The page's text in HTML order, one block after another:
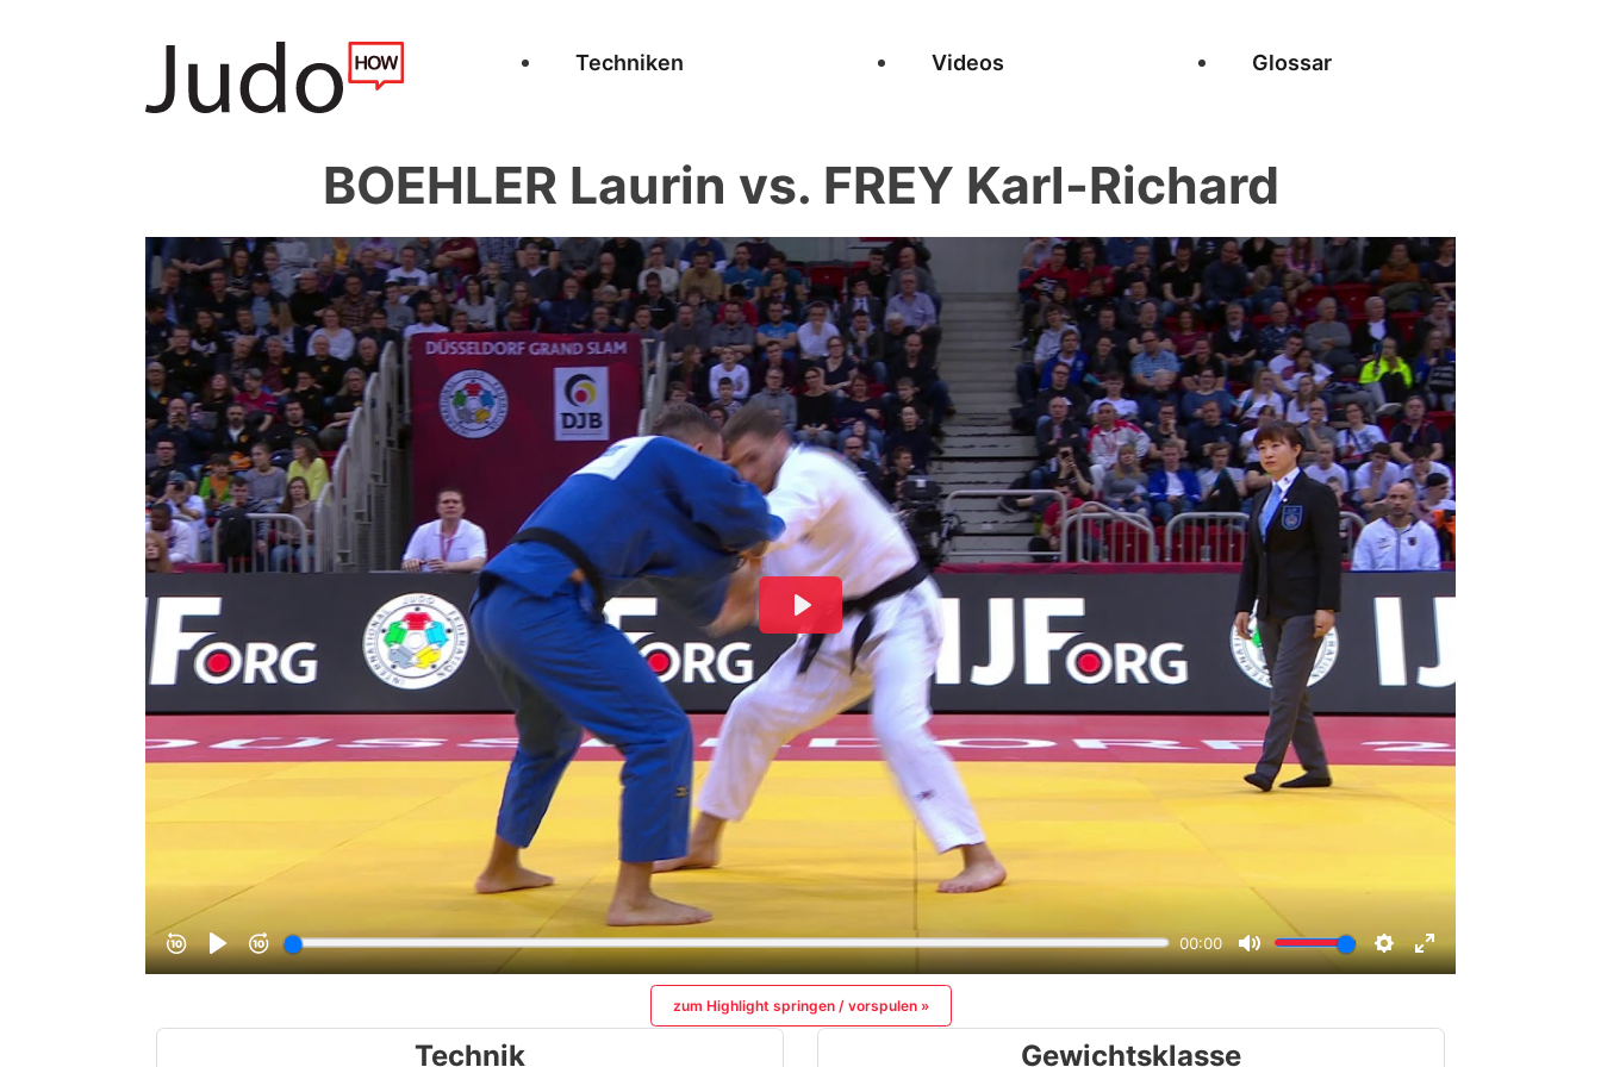
Techniken Videos Glossar
BOEHLER Laurin vs. FREY Karl-Richard
zum Highlight springen / vorspulen »
Technik Gewichtsklasse